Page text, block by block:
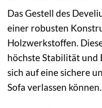
Das Gestell des
einer robusten
Holzwerkstoffen.
höchste Stabilität und
sich auf eine sichere
Sofa verlassen können.